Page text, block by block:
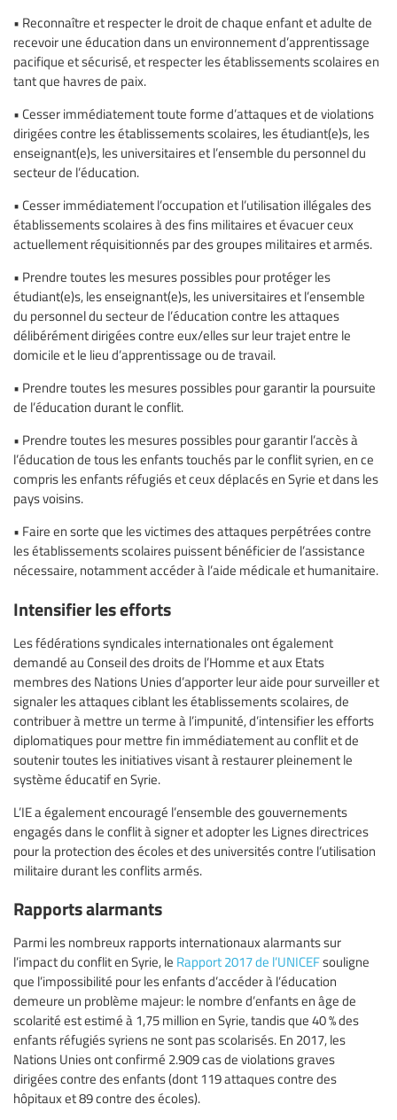
• Reconnaître et respecter le droit de chaque enfant et adulte de
recevoir une éducation dans un environnement d’apprentissage
pacifique et sécurisé, et respecter les établissements scolaires en
tant que havres de paix.
• Cesser immédiatement toute forme d’attaques et de violations
dirigées contre les établissements scolaires, les étudiant(e)s, les
enseignant(e)s, les universitaires et l’ensemble du personnel du
secteur de l’éducation.
• Cesser immédiatement l’occupation et l’utilisation illégales des
établissements scolaires à des fins militaires et évacuer ceux
actuellement réquisitionnés par des groupes militaires et armés.
• Prendre toutes les mesures possibles pour protéger les
étudiant(e)s, les enseignant(e)s, les universitaires et l’ensemble
du personnel du secteur de l’éducation contre les attaques
délibérément dirigées contre eux/elles sur leur trajet entre le
domicile et le lieu d’apprentissage ou de travail.
• Prendre toutes les mesures possibles pour garantir la poursuite
de l’éducation durant le conflit.
• Prendre toutes les mesures possibles pour garantir l’accès à
l’éducation de tous les enfants touchés par le conflit syrien, en ce
compris les enfants réfugiés et ceux déplacés en Syrie et dans les
pays voisins.
• Faire en sorte que les victimes des attaques perpétrées contre
les établissements scolaires puissent bénéficier de l’assistance
nécessaire, notamment accéder à l’aide médicale et humanitaire.
Intensifier les efforts
Les fédérations syndicales internationales ont également
demandé au Conseil des droits de l’Homme et aux Etats
membres des Nations Unies d’apporter leur aide pour surveiller et
signaler les attaques ciblant les établissements scolaires, de
contribuer à mettre un terme à l’impunité, d’intensifier les efforts
diplomatiques pour mettre fin immédiatement au conflit et de
soutenir toutes les initiatives visant à restaurer pleinement le
système éducatif en Syrie.
L’IE a également encouragé l’ensemble des gouvernements
engagés dans le conflit à signer et adopter les Lignes directrices
pour la protection des écoles et des universités contre l’utilisation
militaire durant les conflits armés.
Rapports alarmants
Parmi les nombreux rapports internationaux alarmants sur
l’impact du conflit en Syrie, le Rapport 2017 de l’UNICEFsouligne
que l’impossibilité pour les enfants d’accéder à l’éducation
demeure un problème majeur: le nombre d’enfants en âge de
scolarité est estimé à 1,75 million en Syrie, tandis que 40 % des
enfants réfugiés syriens ne sont pas scolarisés. En 2017, les
Nations Unies ont confirmé 2.909 cas de violations graves
dirigées contre des enfants (dont 119 attaques contre des
hôpitaux et 89 contre des écoles).